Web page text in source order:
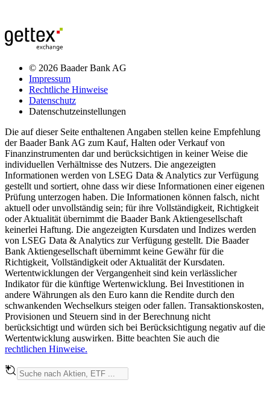
© 2026 Baader Bank AG
Impressum
Rechtliche Hinweise
Datenschutz
Datenschutzeinstellungen
Die auf dieser Seite enthaltenen Angaben stellen keine Empfehlung
der Baader Bank AG zum Kauf, Halten oder Verkauf von
Finanzinstrumenten dar und berücksichtigen in keiner Weise die
individuellen Verhältnisse des Nutzers. Die angezeigten
Informationen werden von LSEG Data & Analytics zur Verfügung
gestellt und sortiert, ohne dass wir diese Informationen einer eigenen
Prüfung unterzogen haben. Die Informationen können falsch, nicht
aktuell oder unvollständig sein; für ihre Vollständigkeit, Richtigkeit
oder Aktualität übernimmt die Baader Bank Aktiengesellschaft
keinerlei Haftung. Die angezeigten Kursdaten und Indizes werden
von LSEG Data & Analytics zur Verfügung gestellt. Die Baader
Bank Aktiengesellschaft übernimmt keine Gewähr für die
Richtigkeit, Vollständigkeit oder Aktualität der Kursdaten.
Wertentwicklungen der Vergangenheit sind kein verlässlicher
Indikator für die künftige Wertenwicklung. Bei Investitionen in
andere Währungen als den Euro kann die Rendite durch den
schwankenden Wechselkurs steigen oder fallen. Transaktionskosten,
Provisionen und Steuern sind in der Berechnung nicht
berücksichtigt und würden sich bei Berücksichtigung negativ auf die
Wertentwicklung auswirken. Bitte beachten Sie auch die
rechtlichen Hinweise.